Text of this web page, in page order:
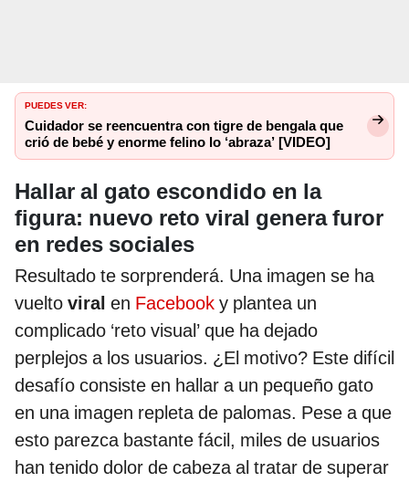
PUEDES VER:
Cuidador se reencuentra con tigre de bengala que
crió de bebé y enorme felino lo ‘abraza’ [VIDEO]
Hallar al gato escondido en la
figura: nuevo reto viral genera furor
en redes sociales
Resultado te sorprenderá. Una imagen se ha
vuelto viral en Facebook y plantea un
complicado ‘reto visual’ que ha dejado
perplejos a los usuarios. ¿El motivo? Este difícil
desafío consiste en hallar a un pequeño gato
en una imagen repleta de palomas. Pese a que
esto parezca bastante fácil, miles de usuarios
han tenido dolor de cabeza al tratar de superar